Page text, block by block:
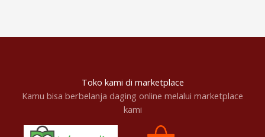
Toko kami di marketplace
Kamu bisa berbelanja daging online melalui marketplace
kami